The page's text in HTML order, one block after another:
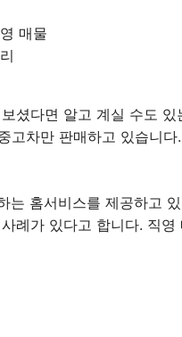
매물
셨다면 알고 계실 수도
고차만 판매하고 있습니
는 홈서비스를 제공하고
례가 있다고 합니다. 직